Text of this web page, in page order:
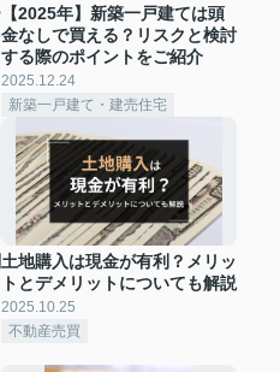
【2025年】新築一戸建ては頭
金なしで買える？リスクと検討
する際のポイントをご紹介
2025.12.24
新築一戸建て・建売住宅
土地購入は現金が有利？メリッ
トとデメリットについても解説
2025.10.25
不動産売買